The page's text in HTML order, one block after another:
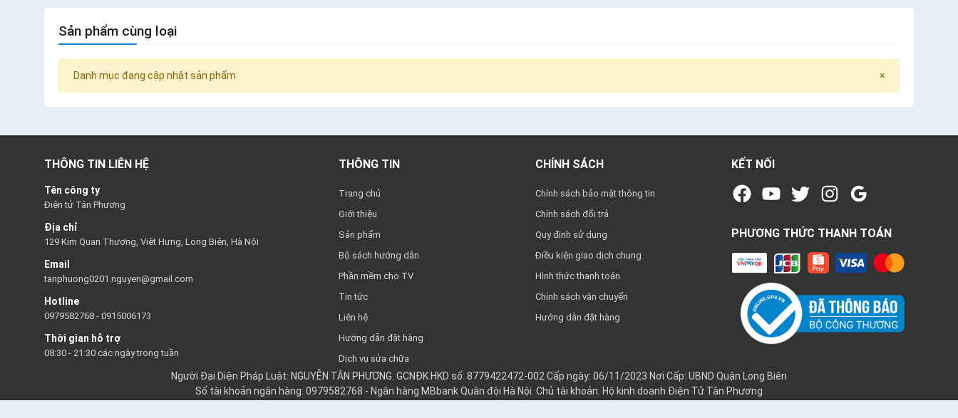
Sản phẩm cùng loại
×
Danh mục đang cập nhật sản phẩm
THÔNG TIN LIÊN HỆ
Tên công ty
Điện tử Tân Phương
Địa chỉ
129 Kim Quan Thượng, Việt Hưng, Long Biên, Hà Nội
Email
tanphuong0201.nguyen@gmail.com
Hotline
0979582768 - 0915006173
Thời gian hỗ trợ
08:30 - 21:30 các ngày trong tuần
THÔNG TIN
Trang chủ
Giới thiệu
Sản phẩm
Bộ sách hướng dẫn
Phần mềm cho TV
Tin tức
Liên hệ
Hướng dẫn đặt hàng
Dịch vụ sửa chữa
CHÍNH SÁCH
Chính sách bảo mật thông tin
Chính sách đổi trả
Quy định sử dụng
Điều kiện giao dịch chung
Hình thức thanh toán
Chính sách vận chuyển
Hướng dẫn đặt hàng
KẾT NỐI
PHƯƠNG THỨC THANH TOÁN
Người Đại Diện Pháp Luật: NGUYỄN TÂN PHƯƠNG. GCNĐK HKD số: 8779422472-002 Cấp ngày: 06/11/2023 Nơi Cấp: UBND Quận Long Biên
Số tài khoản ngân hàng: 0979582768 - Ngân hàng MBbank Quân đội Hà Nội. Chủ tài khoản: Hộ kinh doanh Điện Tử Tân Phương